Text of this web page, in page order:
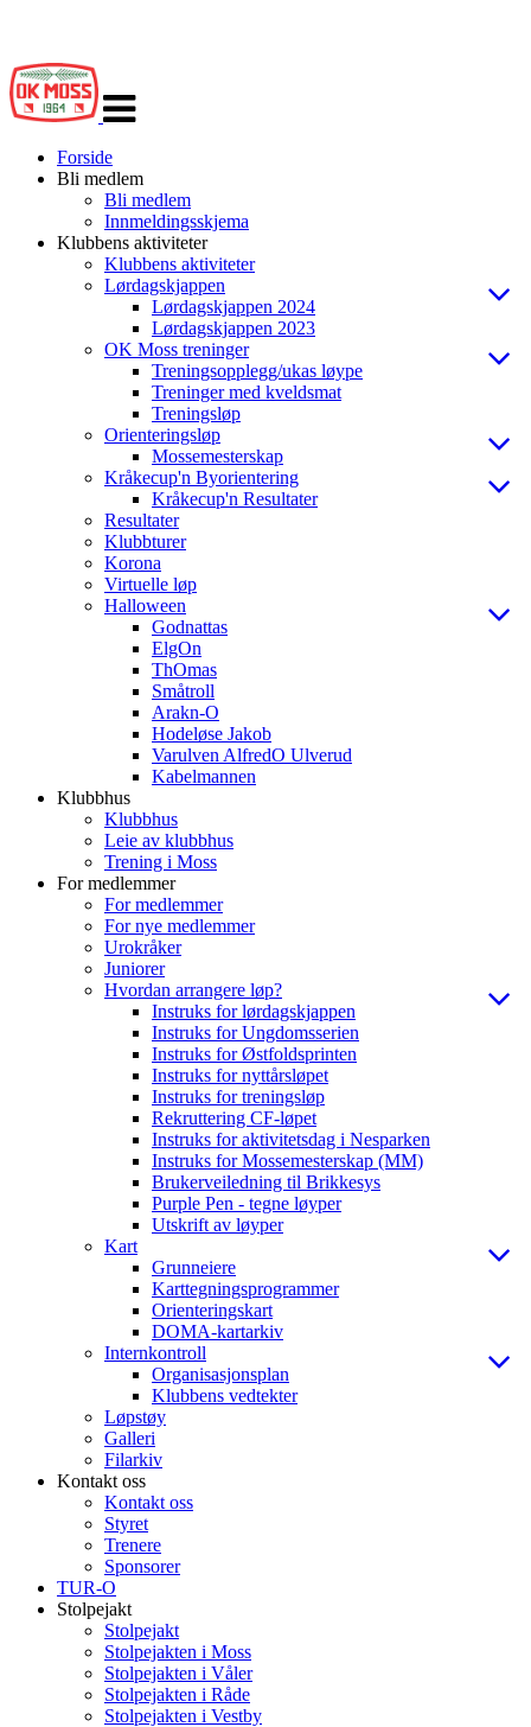
navigasjon
Forside
Bli medlem
Bli medlem
Innmeldingsskjema
Klubbens aktiviteter
Klubbens aktiviteter
Lørdagskjappen
Lørdagskjappen 2024
Lørdagskjappen 2023
OK Moss treninger
Treningsopplegg/ukas løype
Treninger med kveldsmat
Treningsløp
Orienteringsløp
Mossemesterskap
Kråkecup'n Byorientering
Kråkecup'n Resultater
Resultater
Klubbturer
Korona
Virtuelle løp
Halloween
Godnattas
ElgOn
ThOmas
Småtroll
Arakn-O
Hodeløse Jakob
Varulven AlfredO Ulverud
Kabelmannen
Klubbhus
Klubbhus
Leie av klubbhus
Trening i Moss
For medlemmer
For medlemmer
For nye medlemmer
Urokråker
Juniorer
Hvordan arrangere løp?
Instruks for lørdagskjappen
Instruks for Ungdomsserien
Instruks for Østfoldsprinten
Instruks for nyttårsløpet
Instruks for treningsløp
Rekruttering CF-løpet
Instruks for aktivitetsdag i Nesparken
Instruks for Mossemesterskap (MM)
Brukerveiledning til Brikkesys
Purple Pen - tegne løyper
Utskrift av løyper
Kart
Grunneiere
Karttegningsprogrammer
Orienteringskart
DOMA-kartarkiv
Internkontroll
Organisasjonsplan
Klubbens vedtekter
Løpstøy
Galleri
Filarkiv
Kontakt oss
Kontakt oss
Styret
Trenere
Sponsorer
TUR-O
Stolpejakt
Stolpejakt
Stolpejakten i Moss
Stolpejakten i Våler
Stolpejakten i Råde
Stolpejakten i Vestby